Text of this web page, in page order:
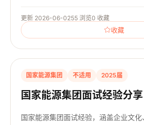
更新 2026-06-0255 浏览0 收藏
收藏
国家能源集团 不适用 2025届
国家能源集团面试经验分享
国家能源集团面试经验，涵盖企业文